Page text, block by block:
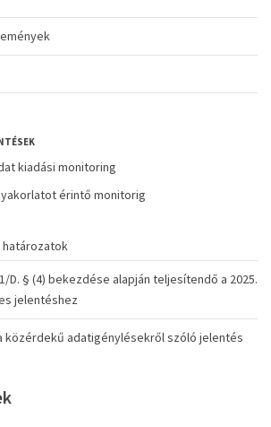
kiadási monitoring
érintő monitorig
D. § (4) bekezdése alapján teljesítendő a 2025.
jelentéshez
közérdekű adatigénylésekről szóló jelentés